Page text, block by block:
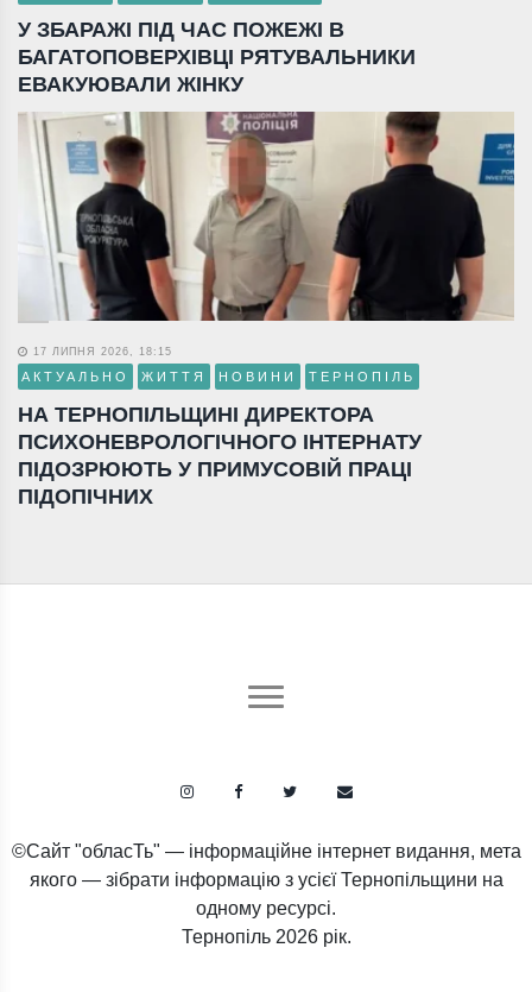
У ЗБАРАЖІ ПІД ЧАС ПОЖЕЖІ В
БАГАТОПОВЕРХІВЦІ РЯТУВАЛЬНИКИ
ЕВАКУЮВАЛИ ЖІНКУ
17 ЛИПНЯ 2026, 18:15
АКТУАЛЬНО ЖИТТЯ НОВИНИ ТЕРНОПІЛЬ
НА ТЕРНОПІЛЬЩИНІ ДИРЕКТОРА
ПСИХОНЕВРОЛОГІЧНОГО ІНТЕРНАТУ
ПІДОЗРЮЮТЬ У ПРИМУСОВІЙ ПРАЦІ
ПІДОПІЧНИХ
©Сайт "обласТь" — інформаційне інтернет видання, мета
якого — зібрати інформацію з усієї Тернопільщини на
одному ресурсі.
Тернопіль 2026 рік.